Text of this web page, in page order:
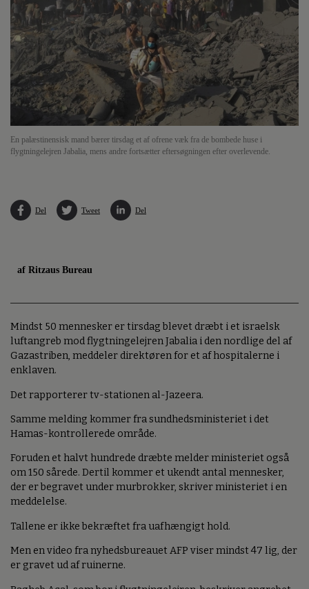
En palæstinensisk mand bærer tirsdag et af ofrene væk fra de bombede huse i
flygtningelejren Jabalia, mens andre fortsætter eftersøgningen efter overlevende.
Del Tweet Del
af Ritzaus Bureau
Mindst 50 mennesker er tirsdag blevet dræbt i et israelsk
luftangreb mod flygtningelejren Jabalia i den nordlige del af
Gazastriben, meddeler direktøren for et af hospitalerne i
enklaven.
Det rapporterer tv-stationen al-Jazeera.
Samme melding kommer fra sundhedsministeriet i det
Hamas-kontrollerede område.
Foruden et halvt hundrede dræbte melder ministeriet også
om 150 sårede. Dertil kommer et ukendt antal mennesker,
der er begravet under murbrokker, skriver ministeriet i en
meddelelse.
Tallene er ikke bekræftet fra uafhængigt hold.
Men en video fra nyhedsbureauet AFP viser mindst 47 lig, der
er gravet ud af ruinerne.